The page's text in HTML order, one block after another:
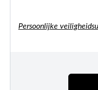
Persoonlijke